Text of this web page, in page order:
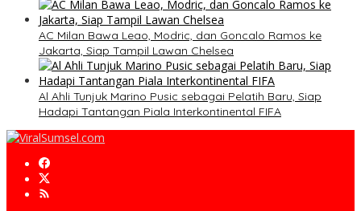
AC Milan Bawa Leao, Modric, dan Goncalo Ramos ke
Jakarta, Siap Tampil Lawan Chelsea
Al Ahli Tunjuk Marino Pusic sebagai Pelatih Baru, Siap
Hadapi Tantangan Piala Interkontinental FIFA